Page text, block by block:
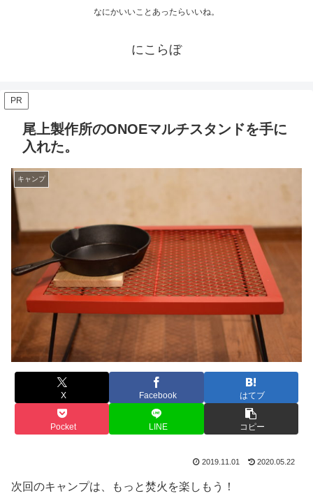
なにかいいことあったらいいね。
にこらぼ
PR
尾上製作所のONOEマルチスタンドを手に
入れた。
キャンプ
X Facebook はてブ
Pocket LINE コピー
2019.11.01 2020.05.22
次回のキャンプは、もっと焚火を楽しもう！